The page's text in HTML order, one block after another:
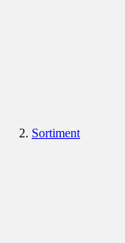
Sortiment